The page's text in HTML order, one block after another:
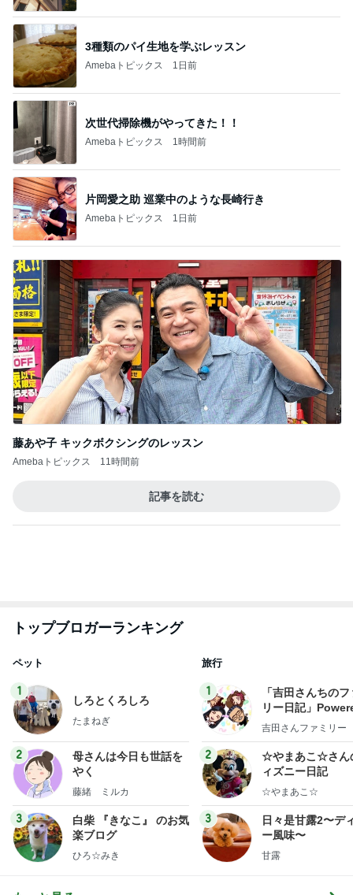
3種類のパイ生地を学ぶレッスン
Amebaトピックス 1日前
次世代掃除機がやってきた！！
Amebaトピックス 1時間前
片岡愛之助 巡業中のような長崎行き
Amebaトピックス 1日前
藤あや子 キックボクシングのレッスン
Amebaトピックス 11時間前
記事を読む
トップブロガーランキング
ペット
1
しろとくろしろ
たまねぎ
2
母さんは今日も世話を
やく
藤緒 ミルカ
3
白柴 『きなこ』 のお気
楽ブログ
ひろ☆みき
旅行
1
「吉田さんちの
リー日記」
y Ameba 吉田さ
ログ
吉田さんファミリー
2
☆やまあこ☆さん
ィズニー日記
☆やまあこ☆
3
日々是甘露2〜デ
ー風味〜
甘露